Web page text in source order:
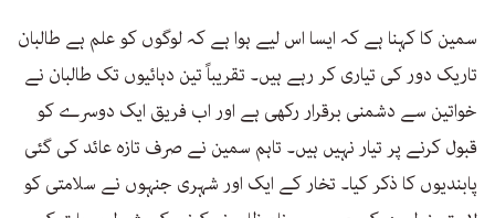
سمین کا کہنا ہے کہ ایسا اس لیے ہوا ہے کہ لوگوں کو علم ہے طالبان
تاریک دور کی تیاری کر رہے ہیں۔ تقریباً تین دہائیوں تک طالبان نے
خواتین سے دشمنی برقرار رکھی ہے اور اب فریق ایک دوسرے کو
قبول کرنے پر تیار نہیں ہیں۔ تاہم سمین نے صرف تازہ عائد کی گئی
پابندیوں کا ذکر کیا۔ تخار کے ایک اور شہری جنہوں نے سلامتی کو